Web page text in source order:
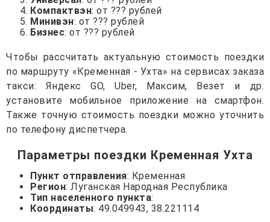
Компактвэн: от ??? рублей
Минивэн: от ??? рублей
Бизнес: от ??? рублей
Чтобы рассчитать актуальную стоимость поездки
по маршруту «Кременная - Ухта» на сервисах заказа
такси: Яндекс GO, Uber, Максим, Везет и др.
установите мобильное приложение на смартфон.
Также точную стоимость поездки можно уточнить
по телефону диспетчера.
Параметры поездки Кременная Ухта
Пункт отправления: Кременная
Регион: Луганская Народная Республика
Тип населенного пункта:
Координаты: 49.049943, 38.221114